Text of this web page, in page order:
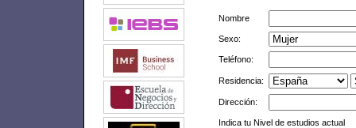
Nombre
Sexo:
Teléfono:
Residencia:
Dirección:
Indica tu Nivel de estudios actual